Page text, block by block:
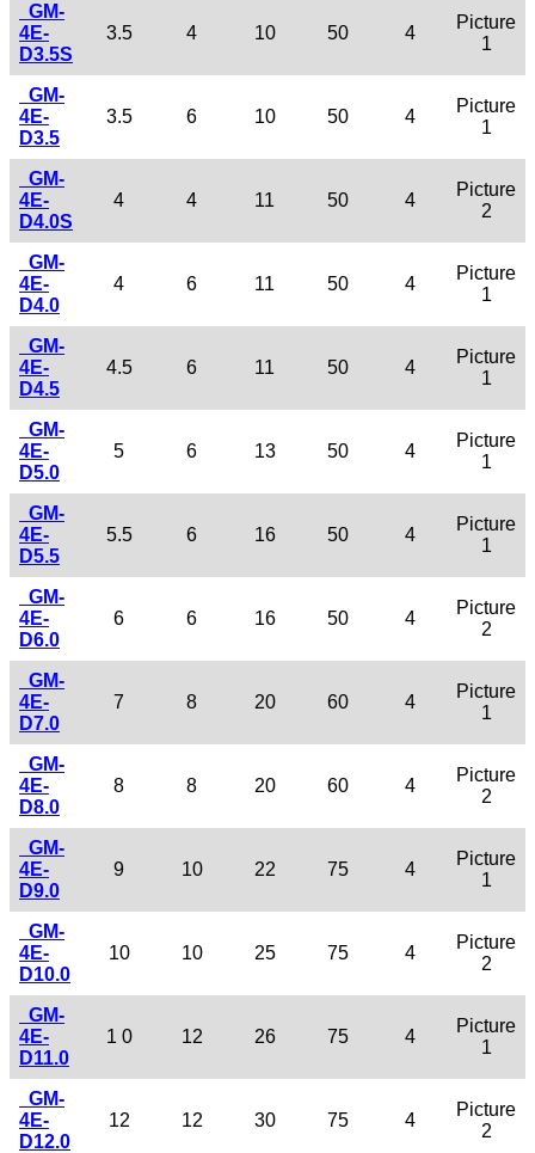
GM-
4E-
D3.5S
3.5 4 10 50 4
Picture
1
GM-
4E-
D3.5
3.5 6 10 50 4
Picture
1
GM-
4E-
D4.0S
4 4 11 50 4
Picture
2
GM-
4E-
D4.0
4 6 11 50 4
Picture
1
GM-
4E-
D4.5
4.5 6 11 50 4
Picture
1
GM-
4E-
D5.0
5 6 13 50 4
Picture
1
GM-
4E-
D5.5
5.5 6 16 50 4
Picture
1
GM-
4E-
D6.0
6 6 16 50 4
Picture
2
GM-
4E-
D7.0
7 8 20 60 4
Picture
1
GM-
4E-
D8.0
8 8 20 60 4
Picture
2
GM-
4E-
D9.0
9 10 22 75 4
Picture
1
GM-
4E-
D10.0
10 10 25 75 4
Picture
2
GM-
4E-
D11.0
1 0 12 26 75 4
Picture
1
GM-
4E-
D12.0
12 12 30 75 4
Picture
2